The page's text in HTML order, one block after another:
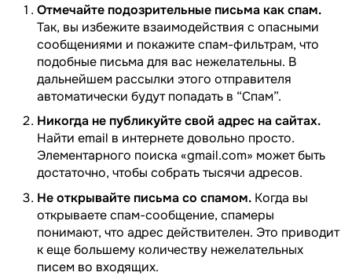
Отмечайте подозрительные письма как спам.
Так, вы избежите взаимодействия с опасными
сообщениями и покажите спам-фильтрам, что
подобные письма для вас нежелательны. В
дальнейшем рассылки этого отправителя
автоматически будут попадать в “Спам”.
Никогда не публикуйте свой адрес на сайтах.
Найти email в интернете довольно просто.
Элементарного поиска «gmail.com» может быть
достаточно, чтобы собрать тысячи адресов.
Не открывайте письма со спамом. Когда вы
открываете спам-сообщение, спамеры
понимают, что адрес действителен. Это приводит
к еще большему количеству нежелательных
писем во входящих.